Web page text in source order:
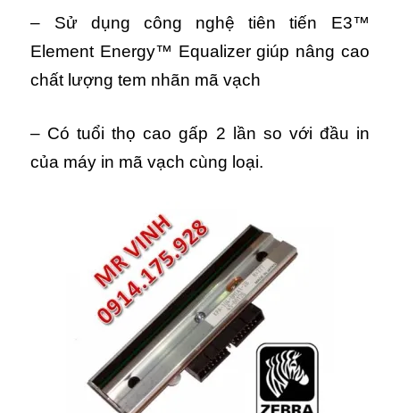
– Sử dụng công nghệ tiên tiến E3™
Element Energy™ Equalizer giúp nâng cao
chất lượng tem nhãn mã vạch
– Có tuổi thọ cao gấp 2 lần so với đầu in
của máy in mã vạch cùng loại.